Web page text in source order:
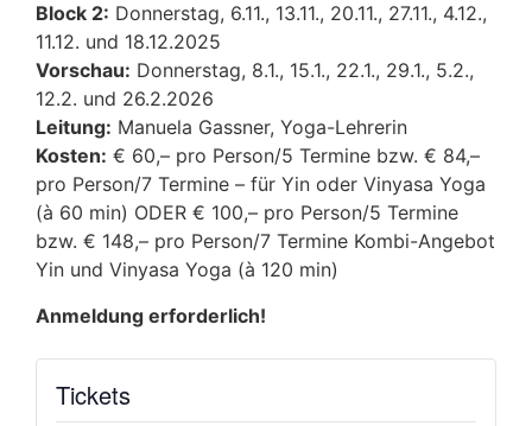
Block 2: Donnerstag, 6.11., 13.11., 20.11., 27.11., 4.12.,
11.12. und 18.12.2025
Vorschau: Donnerstag, 8.1., 15.1., 22.1., 29.1., 5.2.,
12.2. und 26.2.2026
Leitung: Manuela Gassner, Yoga-Lehrerin
Kosten: € 60,– pro Person/5 Termine bzw. € 84,–
pro Person/7 Termine – für Yin oder Vinyasa Yoga
(à 60 min) ODER € 100,– pro Person/5 Termine
bzw. € 148,– pro Person/7 Termine Kombi-Angebot
Yin und Vinyasa Yoga (à 120 min)
Anmeldung erforderlich!
Tickets